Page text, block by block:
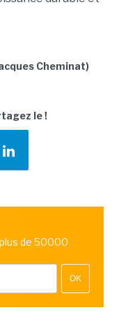
Cheminat)
le !
de 50000
OK